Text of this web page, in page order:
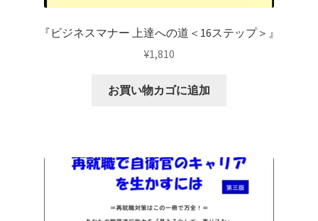
『ビジネスマナー 上達への道＜16ステップ＞』
¥1,810
お買い物カゴに追加